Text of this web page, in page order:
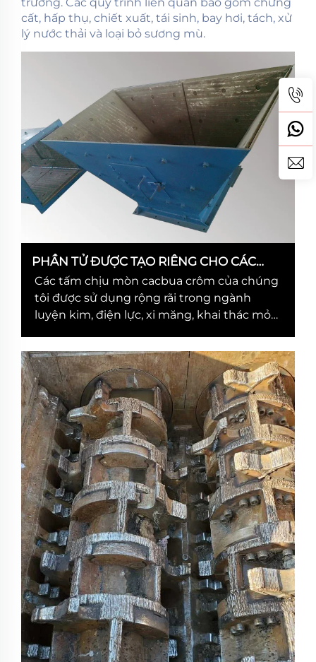
cất, hấp thụ, chiết xuất, tái sinh, bay hơi, tách, xử
lý nước thải và loại bỏ sương mù.
PHẦN TỬ ĐƯỢC TẠO RIÊNG CHO CÁC
ỨNG DỤNG CHỊU MÒN KHÁC NHAU
Các tấm chịu mòn cacbua crôm của chúng
tôi được sử dụng rộng rãi trong ngành
luyện kim, điện lực, xi măng, khai thác mỏ
trường trong nước, sản phẩm còn được
xuất khẩu sang Canada, Úc, Madagascar,
Hàn Quốc, Ấn Độ, Nigeria, Hoa Kỳ...